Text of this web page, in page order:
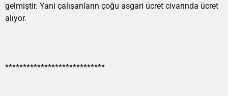
gelmiştir. Yani çalışanların çoğu asgari ücret civarında ücret
alıyor.
****************************